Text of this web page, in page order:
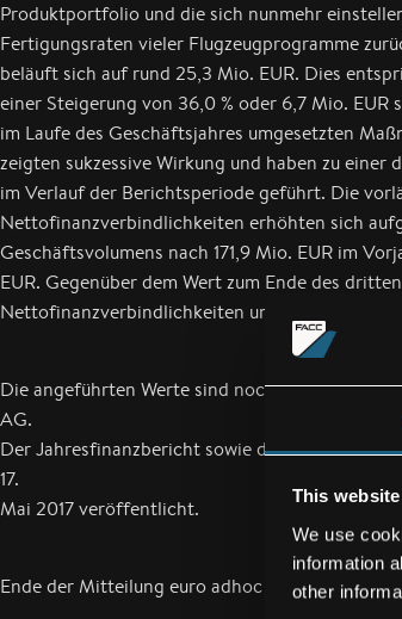
This
We use
information
other
Produktportfolio und die sich nunmehr
Fertigungsraten vieler Flugzeugprogramme
beläuft sich auf rund 25,3 Mio. EUR. Dies
einer Steigerung von 36,0 % oder 6,7 Mio. EUR
im Laufe des Geschäftsjahres umgesetzten
zeigten sukzessive Wirkung und haben zu einer
im Verlauf der Berichtsperiode geführt. Die
Nettofinanzverbindlichkeiten erhöhten sich
Geschäftsvolumens nach 171,9 Mio. EUR im
EUR. Gegenüber dem Wert zum Ende des
Nettofinanzverbindlichkeiten um mehr als 40
Die angeführten Werte sind noch ungeprüfte
AG.
Der Jahresfinanzbericht sowie der
17.
Mai 2017 veröffentlicht.
Ende der Mitteilung euro adhoc